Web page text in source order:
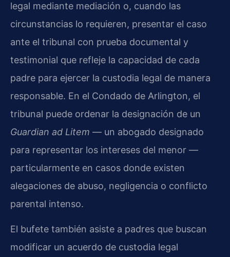
legal mediante mediación o, cuando las
circunstancias lo requieren, presentar el caso
ante el tribunal con prueba documental y
testimonial que refleje la capacidad de cada
padre para ejercer la custodia legal de manera
responsable. En el Condado de Arlington, el
tribunal puede ordenar la designación de un
Guardian ad Litem — un abogado designado
para representar los intereses del menor —
particularmente en casos donde existen
alegaciones de abuso, negligencia o conflicto
parental intenso.
El bufete también asiste a padres que buscan
modificar un acuerdo de custodia legal